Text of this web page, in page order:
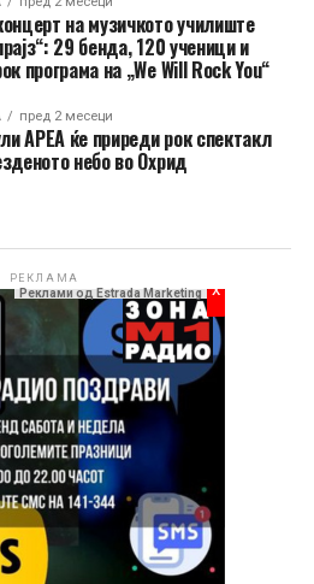
на музичкото училиште
29 бенда, 120 ученици и
програма на „We Will Rock You“
пред 2 месеци
АРЕА ќе приреди рок спектакл
небо во Охрид
РЕКЛАМА
Реклами од Estrada Marketing x